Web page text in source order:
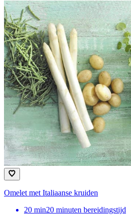
Omelet met Italiaanse kruiden
20 min20 minuten bereidingstijd